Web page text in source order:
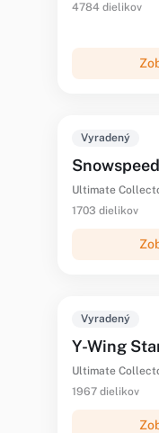
4784 dielikov
Vyradený
Ultimate
1703 dielikov
Vyradený
Y-Wing
Ultimate
1967 dielikov